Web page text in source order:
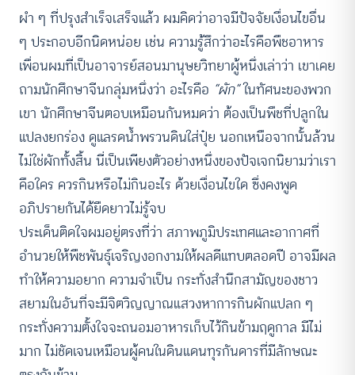
ผำ ๆ ที่ปรุงสำเร็จเสร็จแล้ว ผมคิดว่าอาจมีปัจจัยเงื่อนไขอื่น
ๆ ประกอบอีกนิดหน่อย เช่น ความรู้สึกว่าอะไรคือพืชอาหาร
เพื่อนผมที่เป็นอาจารย์สอนมานุษยวิทยาผู้หนึ่งเล่าว่า เขาเคย
ถามนักศึกษาจีนกลุ่มหนึ่งว่า อะไรคือ “ผัก”ในทัศนะของพวก
เขา นักศึกษาจีนตอบเหมือนกันหมดว่า ต้องเป็นพืชที่ปลูกใน
แปลงยกร่อง ดูแลรดน้ำพรวนดินใส่ปุ๋ย นอกเหนือจากนั้นล้วน
ไม่ใช่ผักทั้งสิ้น นี่เป็นเพียงตัวอย่างหนึ่งของปัจเจกนิยามว่าเรา
คือใคร ควรกินหรือไม่กินอะไร ด้วยเงื่อนไขใด ซึ่งคงพูด
อภิปรายกันได้ยืดยาวไม่รู้จบ
ประเด็นติดใจผมอยู่ตรงที่ว่า สภาพภูมิประเทศและอากาศที่
อำนวยให้พืชพันธุ์เจริญงอกงามให้ผลดีแทบตลอดปี อาจมีผล
ทำให้ความอยาก ความจำเป็น กระทั่งสำนึกสามัญของชาว
สยามในอันที่จะมีจิตวิญญาณแสวงหาการกินผักแปลก ๆ
กระทั่งความตั้งใจจะถนอมอาหารเก็บไว้กินข้ามฤดูกาล มีไม่
มาก ไม่ชัดเจนเหมือนผู้คนในดินแดนทุรกันดารที่มีลักษณะ